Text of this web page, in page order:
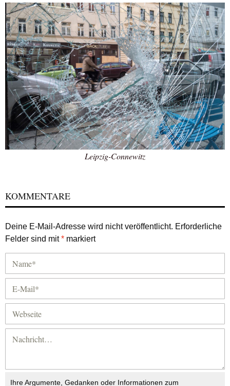
Leipzig-Connewitz
KOMMENTARE
Deine E-Mail-Adresse wird nicht veröffentlicht. Erforderliche
Felder sind mit* markiert
Ihre Argumente, Gedanken oder Informationen zum